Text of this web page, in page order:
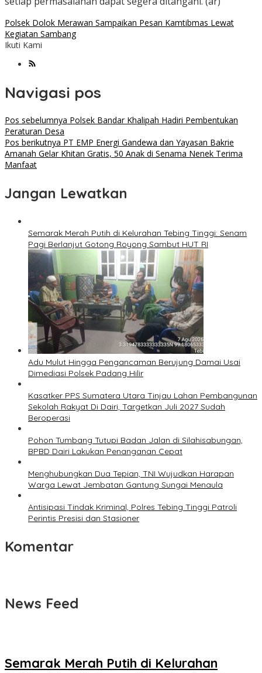
Polsek Dolok Merawan Sampaikan Pesan Kamtibmas Lewat
Kegiatan Sambang
Ikuti Kami
Navigasi pos
Pos sebelumnya Polsek Bandar Khalipah Hadiri Pembentukan
Peraturan Desa
Pos berikutnya PT EMP Energi Gandewa dan Yayasan Bakrie
Amanah Gelar Khitan Gratis, 50 Anak di Senama Nenek Terima
Manfaat
Jangan Lewatkan
Semarak Merah Putih di Kelurahan Tebing Tinggi: Senam
Pagi Berlanjut Gotong Royong Sambut HUT RI
Adu Mulut Hingga Pengancaman Berujung Damai Usai
Dimediasi Polsek Padang Hilir
Kasatker PPS Sumatera Utara Tinjau Lahan Pembangunan
Sekolah Rakyat Di Dairi, Targetkan Juli 2027 Sudah
Beroperasi
Pohon Tumbang Tutupi Badan Jalan di Silahisabungan,
BPBD Dairi Lakukan Penanganan Cepat
Menghubungkan Dua Tepian, TNI Wujudkan Harapan
Warga Lewat Jembatan Gantung Sungai Menaula
Antisipasi Tindak Kriminal, Polres Tebing Tinggi Patroli
Perintis Presisi dan Stasioner
Komentar
News Feed
Semarak Merah Putih di Kelurahan